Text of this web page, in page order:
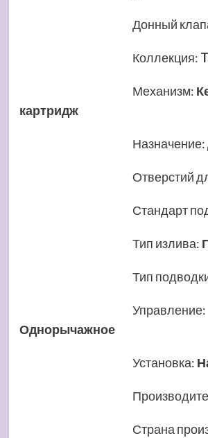
Донный
Коллекция:
Механизм:
картридж
Назначение:
Отверстий
Стандарт
Тип излива:
Тип
Управление:
Однорычажное
Установка:
Страна